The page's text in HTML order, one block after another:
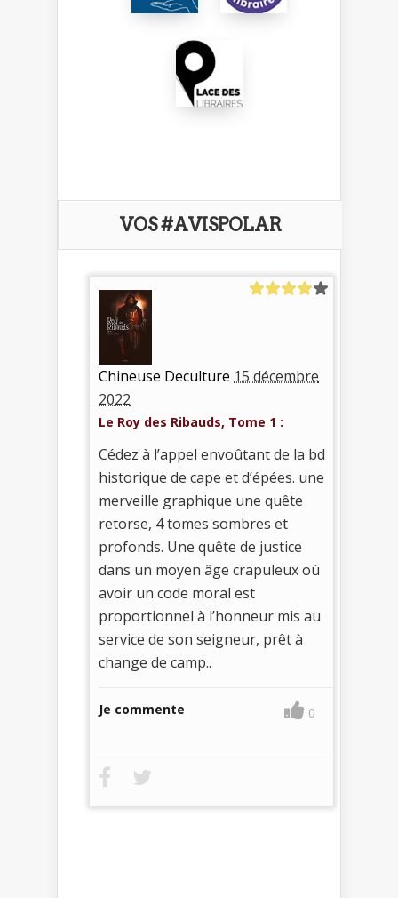
VOS #AVISPOLAR
Chineuse Deculture 15 décembre
2022
Le Roy des Ribauds, Tome 1 :
Cédez à l’appel envoûtant de la bd
historique de cape et d’épées. une
merveille graphique une quête
retorse, 4 tomes sombres et
profonds. Une quête de justice
dans un moyen âge crapuleux où
avoir un code moral est
proportionnel à l’honneur mis au
service de son seigneur, prêt à
change de camp..
Je commente 0